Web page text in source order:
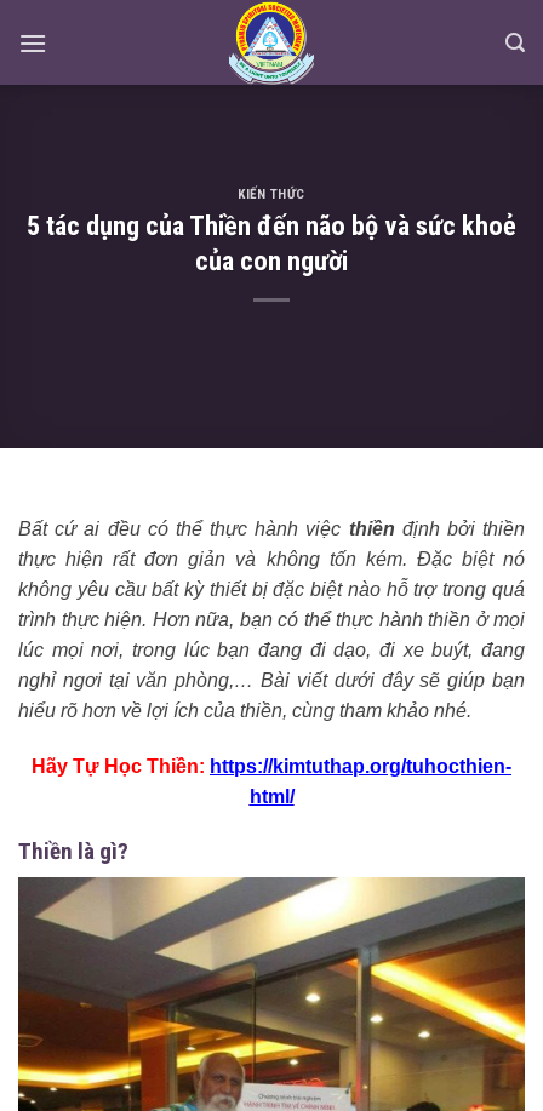
KIẾN THỨC
5 tác dụng của Thiền đến não bộ và sức khoẻ
của con người
Bất cứ ai đều có thể thực hành việc thiền định bởi thiền
thực hiện rất đơn giản và không tốn kém. Đặc biệt nó
không yêu cầu bất kỳ thiết bị đặc biệt nào hỗ trợ trong quá
trình thực hiện. Hơn nữa, bạn có thể thực hành thiền ở mọi
lúc mọi nơi, trong lúc bạn đang đi dạo, đi xe buýt, đang
nghỉ ngơi tại văn phòng,… Bài viết dưới đây sẽ giúp bạn
hiểu rõ hơn về lợi ích của thiền, cùng tham khảo nhé.
Hãy Tự Học Thiền: https://kimtuthap.org/tuhocthien-
html/
Thiền là gì?